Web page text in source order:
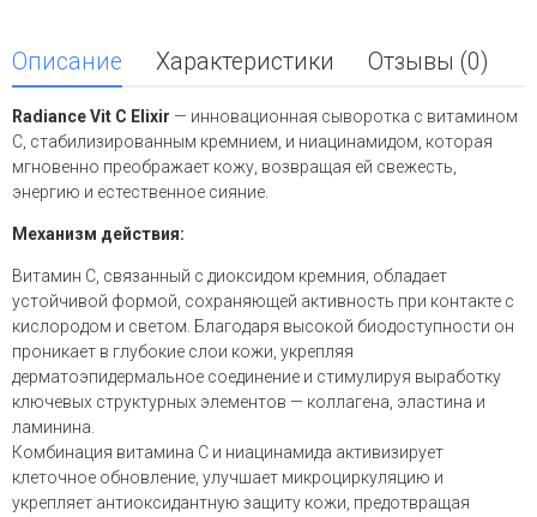
Описание Характеристики Отзывы (0)
Radiance Vit C Elixir — инновационная сыворотка с витамином
С, стабилизированным кремнием, и ниацинамидом, которая
мгновенно преображает кожу, возвращая ей свежесть,
энергию и естественное сияние.
Механизм действия:
Витамин С, связанный с диоксидом кремния, обладает
устойчивой формой, сохраняющей активность при контакте с
кислородом и светом. Благодаря высокой биодоступности он
проникает в глубокие слои кожи, укрепляя
дерматоэпидермальное соединение и стимулируя выработку
ключевых структурных элементов — коллагена, эластина и
ламинина.
Комбинация витамина С и ниацинамида активизирует
клеточное обновление, улучшает микроциркуляцию и
укрепляет антиоксидантную защиту кожи, предотвращая